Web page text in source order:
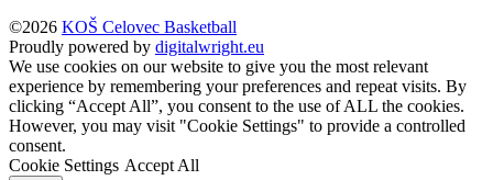
©2026 KOŠ Celovec Basketball
Proudly powered by digitalwright.eu
We use cookies on our website to give you the most relevant
experience by remembering your preferences and repeat visits. By
clicking “Accept All”, you consent to the use of ALL the cookies.
However, you may visit "Cookie Settings" to provide a controlled
consent.
Cookie Settings Accept All